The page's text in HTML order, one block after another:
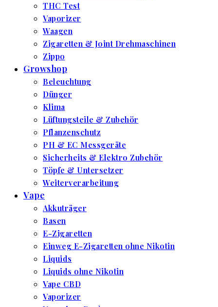
THC Test
Vaporizer
Waagen
Zigaretten & Joint Drehmaschinen
Zippo
Growshop
Beleuchtung
Dünger
Klima
Lüftungsteile & Zubehör
Pflanzenschutz
PH & EC Messgeräte
Sicherheits & Elektro Zubehör
Töpfe & Untersetzer
Weiterverarbeitung
Vape
Akkuträger
Basen
E-Zigaretten
Einweg E-Zigaretten ohne Nikotin
Liquids
Liquids ohne Nikotin
Vape CBD
Vaporizer